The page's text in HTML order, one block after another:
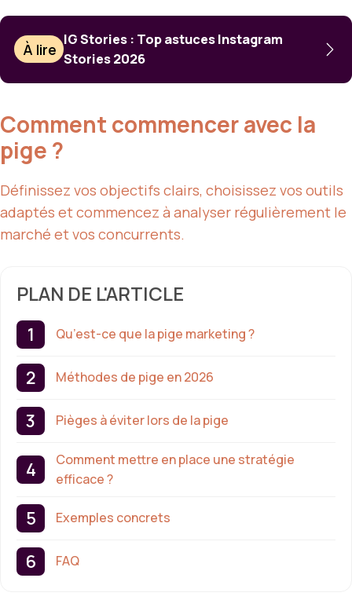
À lire
IG Stories : Top astuces Instagram
Stories 2026
Comment commencer avec la
pige ?
Définissez vos objectifs clairs, choisissez vos outils
adaptés et commencez à analyser régulièrement le
marché et vos concurrents.
PLAN DE L'ARTICLE
Qu’est-ce que la pige marketing ?
Méthodes de pige en 2026
Pièges à éviter lors de la pige
Comment mettre en place une stratégie
efficace ?
Exemples concrets
FAQ